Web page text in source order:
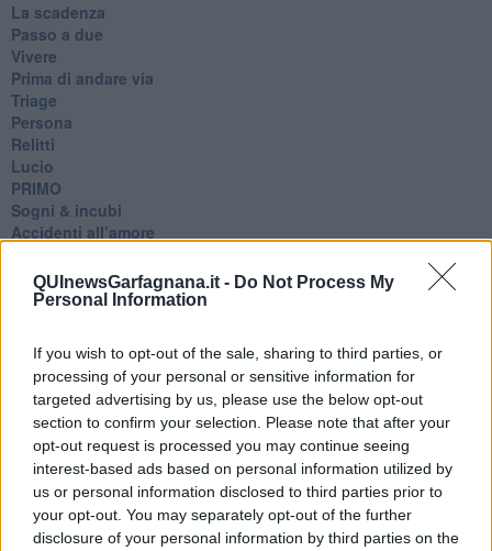
QUInewsGarfagnana.it - Do Not Process My
Personal Information
If you wish to opt-out of the sale, sharing to third parties, or
processing of your personal or sensitive information for
targeted advertising by us, please use the below opt-out
section to confirm your selection. Please note that after your
opt-out request is processed you may continue seeing
interest-based ads based on personal information utilized by
us or personal information disclosed to third parties prior to
your opt-out. You may separately opt-out of the further
disclosure of your personal information by third parties on the
La scadenza
Passo a due
Vivere
Prima di andare via
Triage
Persona
Relitti
Lucio
PRIMO
Sogni & incubi
Accidenti all’amore
Walter
Appunti per l'inverno
La tempesta e altro
Umani
I bolidi
Parole
Amarezza
Colpa & merito
Vento
​LA PANCHINA ROSSA Requiem per il Commissario
Ospedali del cuore